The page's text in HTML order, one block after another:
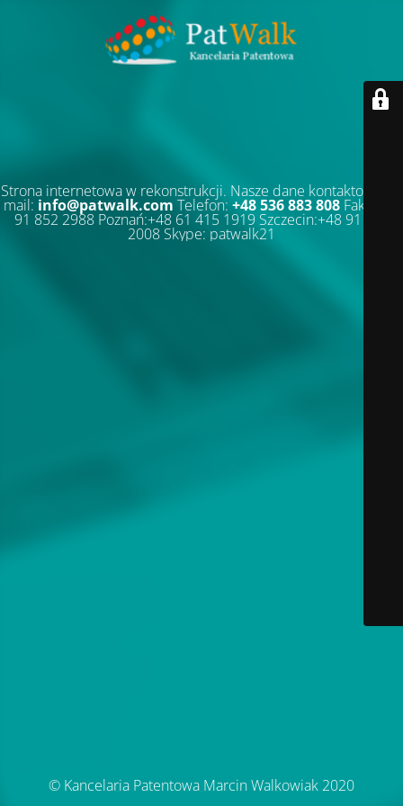
Strona internetowa w rekonstrukcji. Nasze dane kontaktowe: E-
mail: info@patwalk.com Telefon: +48 536 883 808 Faks:+48
91 852 2988 Poznań:+48 61 415 1919 Szczecin:+48 91 852
2008 Skype: patwalk21
© Kancelaria Patentowa Marcin Walkowiak 2020